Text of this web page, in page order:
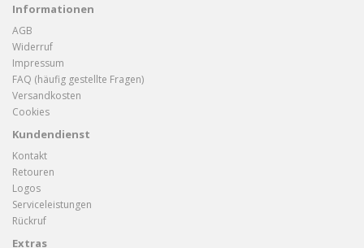
Informationen
AGB
Widerruf
Impressum
FAQ (häufig gestellte Fragen)
Versandkosten
Cookies
Kundendienst
Kontakt
Retouren
Logos
Serviceleistungen
Rückruf
Extras